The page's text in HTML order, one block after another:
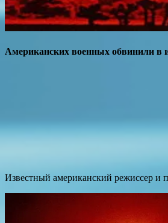
Американских военных обвинили в
Известный американский режиссер